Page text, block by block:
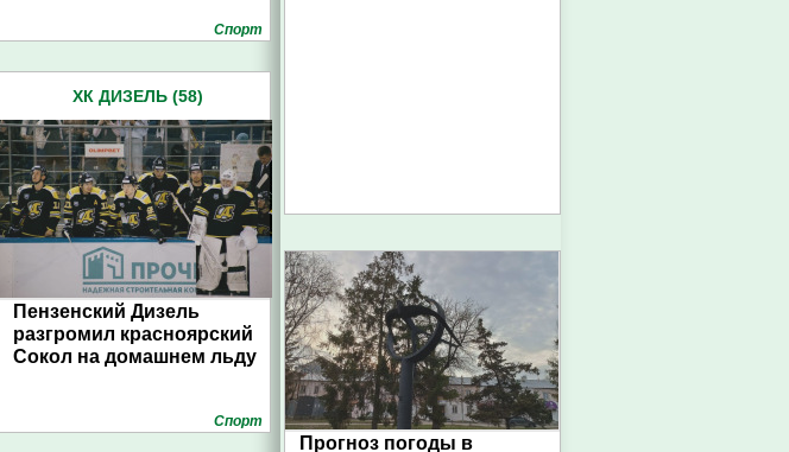
Спорт
ХК ДИЗЕЛЬ (58)
Пензенский Дизель
разгромил красноярский
Сокол на домашнем льду
Спорт
Прогноз погоды в